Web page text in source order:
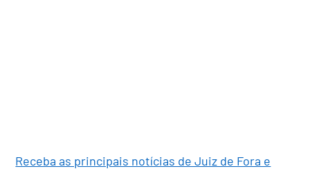
Receba as principais notícias de Juiz de Fora e